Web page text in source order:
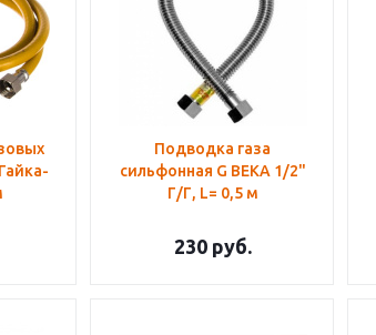
Подводка газа
сильфонная G BEKA 1/2"
Г/Г, L= 0,5 м
230руб.